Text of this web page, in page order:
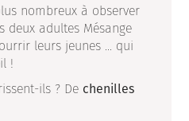
nombreux à observer
deux adultes Mésange
leurs jeunes ... qui
!
ils ? De chenilles